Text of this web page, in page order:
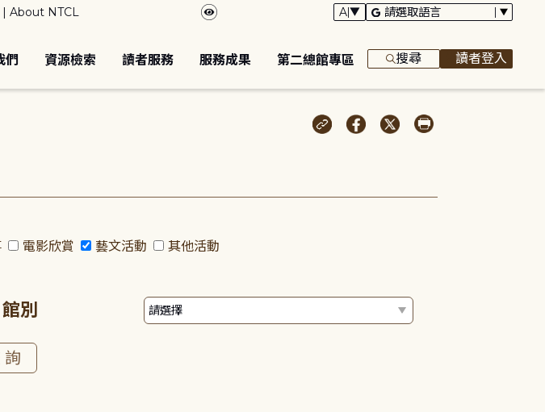
About NTCL
們 資源檢索 讀者服務 服務成果 第二總館專區 搜尋 讀者登入
電影欣賞 藝文活動 其他活動
館別